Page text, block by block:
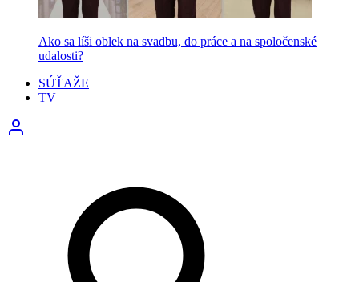
Ako sa líši oblek na svadbu, do práce a na spoločenské
udalosti?
SÚŤAŽE
TV